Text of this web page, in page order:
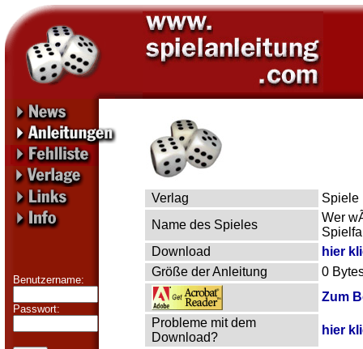
Benutzername:
Passwort:
Verlag
Spiele
Name des Spieles
Wer
Download
hier
Größe der Anleitung
0
Zum
Probleme mit dem
Download?
hier